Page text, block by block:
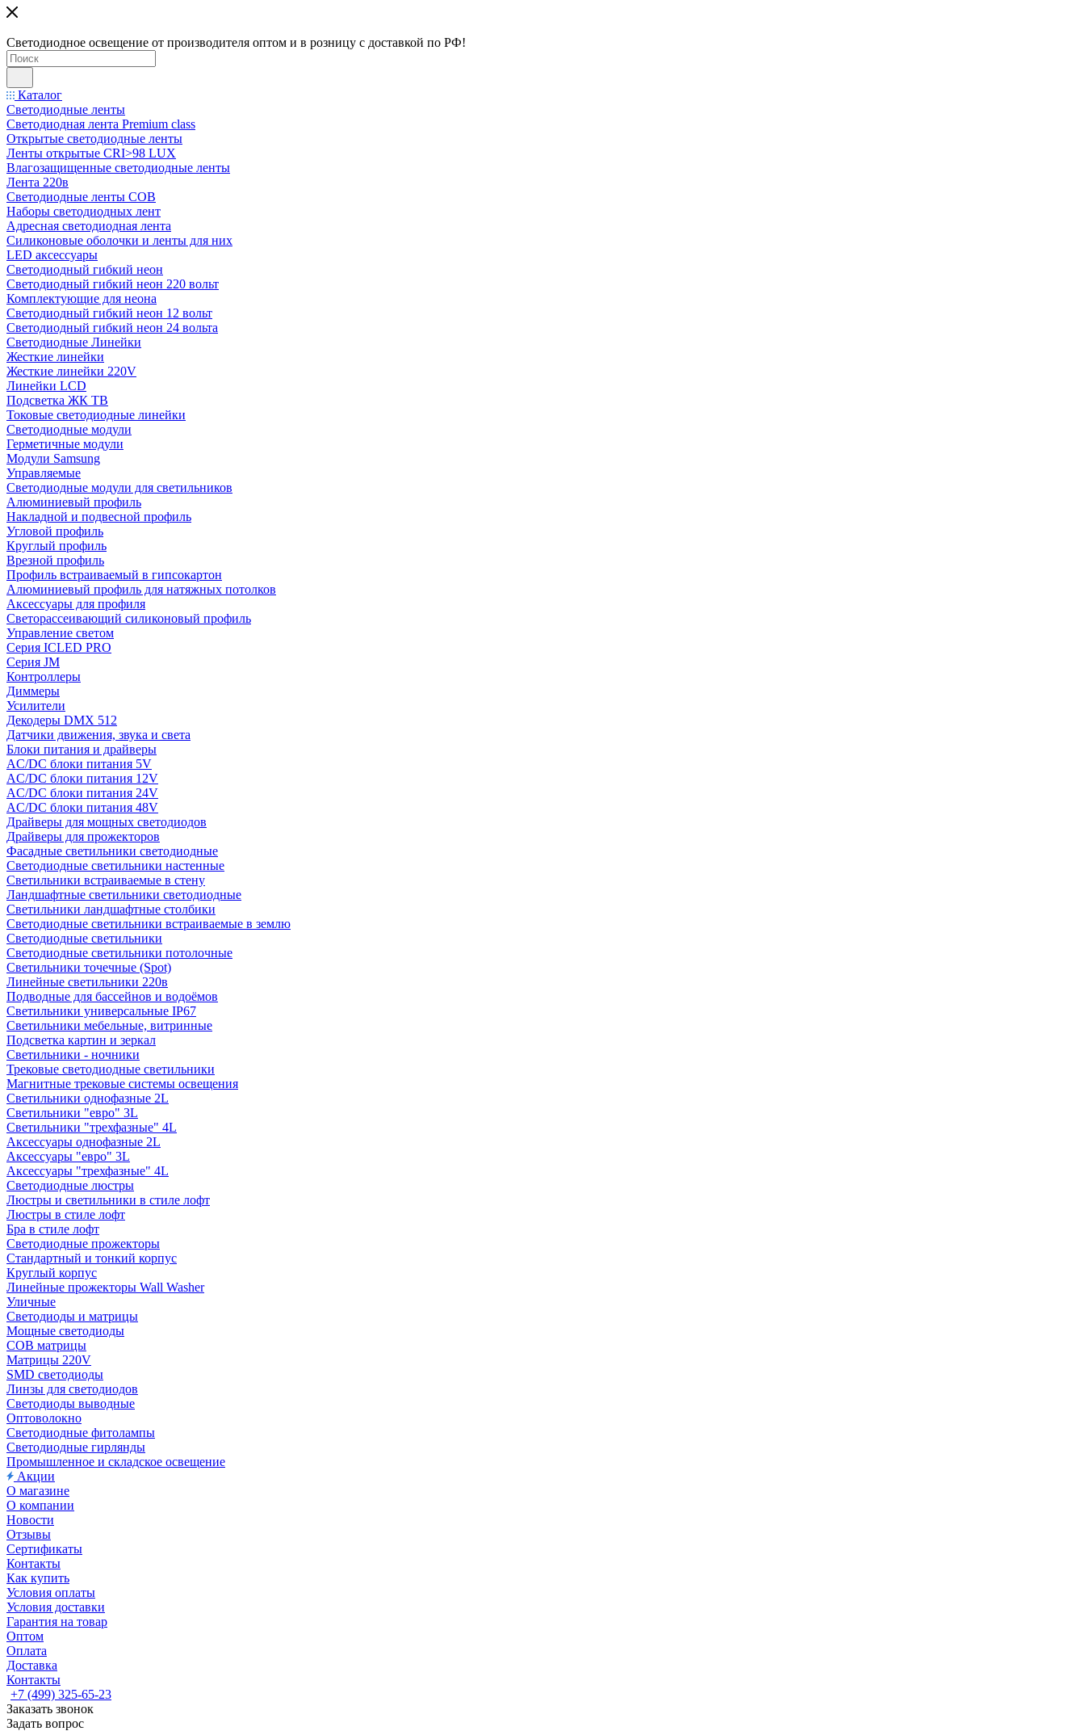
Светодиодное освещение от производителя оптом и в розницу с доставкой по РФ!
Каталог
Светодиодные ленты
Светодиодная лента Premium class
Открытые светодиодные ленты
Ленты открытые CRI>98 LUX
Влагозащищенные светодиодные ленты
Лента 220в
Светодиодные ленты COB
Наборы светодиодных лент
Адресная светодиодная лента
Силиконовые оболочки и ленты для них
LED аксессуары
Светодиодный гибкий неон
Светодиодный гибкий неон 220 вольт
Комплектующие для неона
Светодиодный гибкий неон 12 вольт
Светодиодный гибкий неон 24 вольта
Светодиодные Линейки
Жесткие линейки
Жесткие линейки 220V
Линейки LCD
Подсветка ЖК ТВ
Токовые светодиодные линейки
Светодиодные модули
Герметичные модули
Модули Samsung
Управляемые
Светодиодные модули для светильников
Алюминиевый профиль
Накладной и подвесной профиль
Угловой профиль
Круглый профиль
Врезной профиль
Профиль встраиваемый в гипсокартон
Алюминиевый профиль для натяжных потолков
Аксессуары для профиля
Светорассеивающий силиконовый профиль
Управление светом
Серия ICLED PRO
Серия JM
Контроллеры
Диммеры
Усилители
Декодеры DMX 512
Датчики движения, звука и света
Блоки питания и драйверы
AC/DC блоки питания 5V
AC/DC блоки питания 12V
AC/DC блоки питания 24V
AC/DC блоки питания 48V
Драйверы для мощных светодиодов
Драйверы для прожекторов
Фасадные светильники светодиодные
Светодиодные светильники настенные
Светильники встраиваемые в стену
Ландшафтные светильники светодиодные
Светильники ландшафтные столбики
Светодиодные светильники встраиваемые в землю
Светодиодные светильники
Светодиодные светильники потолочные
Светильники точечные (Spot)
Линейные светильники 220в
Подводные для бассейнов и водоёмов
Светильники универсальные IP67
Светильники мебельные, витринные
Подсветка картин и зеркал
Светильники - ночники
Трековые светодиодные светильники
Магнитные трековые системы освещения
Светильники однофазные 2L
Светильники "евро" 3L
Светильники "трехфазные" 4L
Аксессуары однофазные 2L
Аксессуары "евро" 3L
Аксессуары "трехфазные" 4L
Светодиодные люстры
Люстры и светильники в стиле лофт
Люстры в стиле лофт
Бра в стиле лофт
Светодиодные прожекторы
Стандартный и тонкий корпус
Круглый корпус
Линейные прожекторы Wall Washer
Уличные
Светодиоды и матрицы
Мощные светодиоды
COB матрицы
Матрицы 220V
SMD светодиоды
Линзы для светодиодов
Светодиоды выводные
Оптоволокно
Светодиодные фитолампы
Светодиодные гирлянды
Промышленное и складское освещение
Акции
О магазине
О компании
Новости
Отзывы
Сертификаты
Контакты
Как купить
Условия оплаты
Условия доставки
Гарантия на товар
Оптом
Оплата
Доставка
Контакты
+7 (499) 325-65-23
Заказать звонок
Задать вопрос